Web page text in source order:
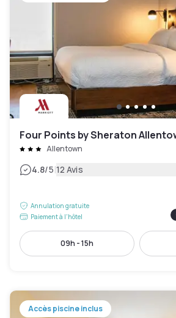
Four Points by Sheraton
Allentown
4.8/5|12 Avis
Annulation gratuite
Paiement à l'hôtel
09h - 15h
Accès piscine inclus